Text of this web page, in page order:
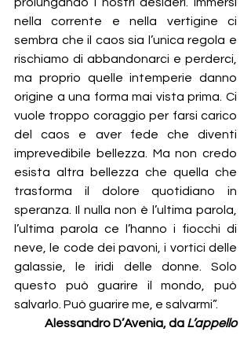
nella corrente e nella vertigine ci
sembra che il caos sia l’unica regola e
rischiamo di abbandonarci e perderci,
ma proprio quelle intemperie danno
origine a una forma mai vista prima. Ci
vuole troppo coraggio per farsi carico
del caos e aver fede che diventi
imprevedibile bellezza. Ma non credo
esista altra bellezza che quella che
trasforma il dolore quotidiano in
speranza. Il nulla non è l’ultima parola,
l’ultima parola ce l’hanno i fiocchi di
neve, le code dei pavoni, i vortici delle
galassie, le iridi delle donne. Solo
questo può guarire il mondo, può
salvarlo. Può guarire me, e salvarmi”.
Alessandro D’Avenia, da L’appello